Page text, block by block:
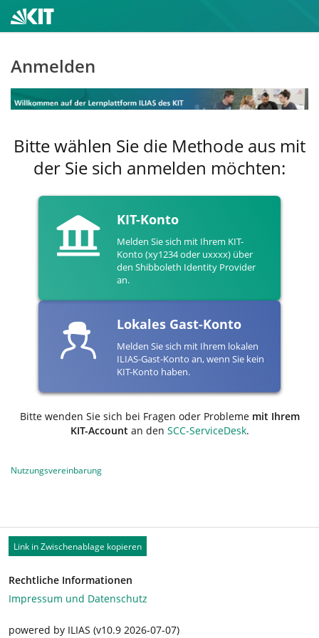
Anmelden
Bitte wählen Sie die Methode aus mit
der Sie sich anmelden möchten:
KIT-Konto
Melden Sie sich mit Ihrem KIT-
Konto (xy1234 oder uxxxx) über
den Shibboleth Identity Provider
an.
Lokales Gast-Konto
Melden Sie sich mit Ihrem lokalen
ILIAS-Gast-Konto an, wenn Sie kein
KIT-Konto haben.
Bitte wenden Sie sich bei Fragen oder Probleme mit Ihrem
KIT-Accountan den SCC-ServiceDesk.
Nutzungsvereinbarung
Link in Zwischenablage kopieren
Rechtliche Informationen
Impressum und Datenschutz
powered by ILIAS (v10.9 2026-07-07)